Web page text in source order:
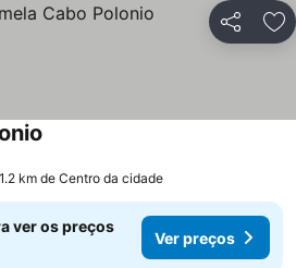
Partilhar
km de Centro da cidade
ver os preços
Ver preços